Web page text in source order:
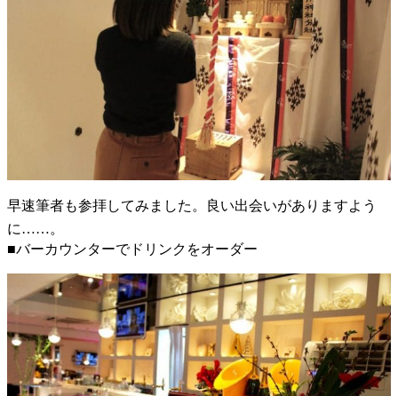
早速筆者も参拝してみました。良い出会いがありますよう
に……。
■バーカウンターでドリンクをオーダー